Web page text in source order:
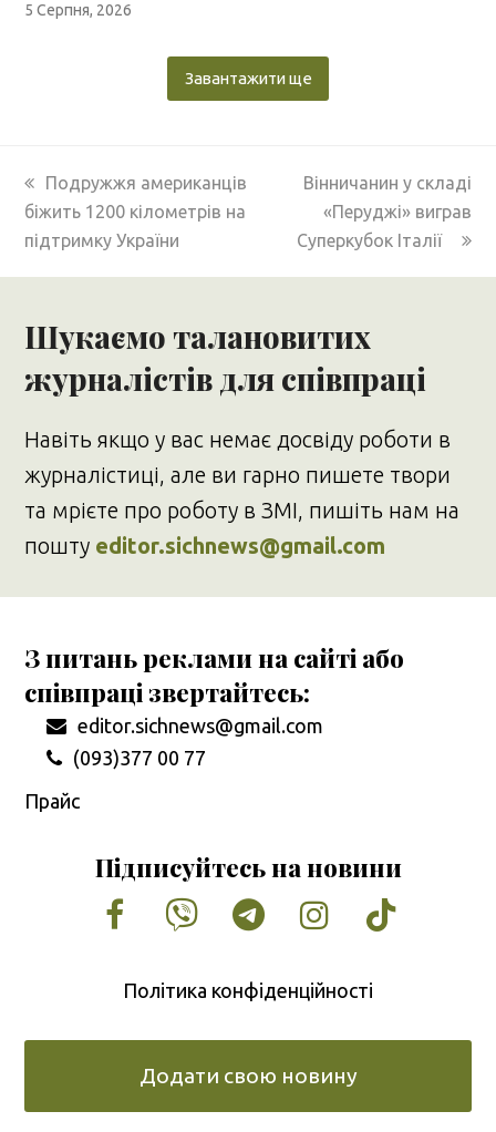
5 Серпня, 2026
Завантажити ще
previous
post:
Подружжя американців
біжить 1200 кілометрів на
підтримку України
next
post:
Вінничанин у складі
«Перуджі» виграв
Суперкубок Італії
Шукаємо талановитих
журналістів для співпраці
Навіть якщо у вас немає досвіду роботи в
журналістиці, але ви гарно пишете твори
та мрієте про роботу в ЗМІ, пишіть нам на
пошту editor.sichnews@gmail.com
З питань реклами на сайті або
співпраці звертайтесь:
editor.sichnews@gmail.com
(093)377 00 77
Прайс
Підписуйтесь на новини
Facebook
VimeoTumblrInstagram
Tiktok
Політика конфіденційності
Додати свою новину